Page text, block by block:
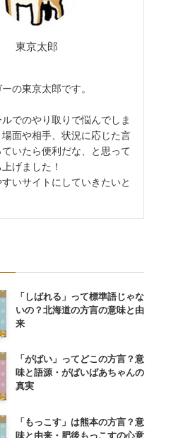
東京太郎
の東京太郎です。
でのやり取りで悩んでしま
場面や相手、状況に応じた言
いたら便利だな、と思って
げました！
いサイトにしていきたいと
「しばれる」って標準語じゃな
いの？北海道の方言の意味と由
来
「がばい」ってどこの方言？意
味と語源・がばいばあちゃんの
真実
「もっこす」は熊本の方言？意
味と由来・肥後もっこすの心意